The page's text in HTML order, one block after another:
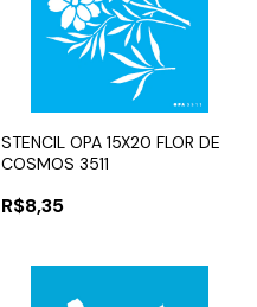
STENCIL OPA 15X20 FLOR DE
COSMOS 3511
R$8,35